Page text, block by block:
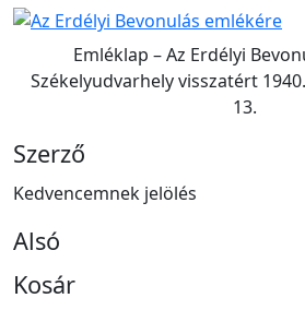
Emléklap – Az Erdélyi
Székelyudvarhely visszatért
13.
Szerző
Kedvencemnek jelölés
Alsó
Kosár